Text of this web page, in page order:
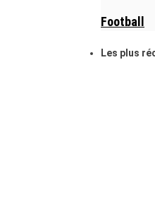
Football
Les plus